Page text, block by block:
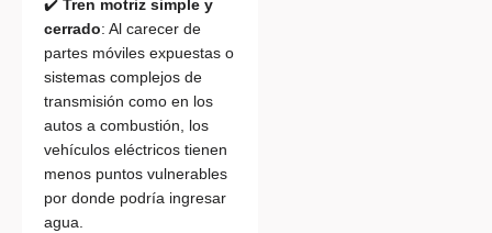
✔️ Tren motriz simple y
cerrado: Al carecer de
partes móviles expuestas o
sistemas complejos de
transmisión como en los
autos a combustión, los
vehículos eléctricos tienen
menos puntos vulnerables
por donde podría ingresar
agua.